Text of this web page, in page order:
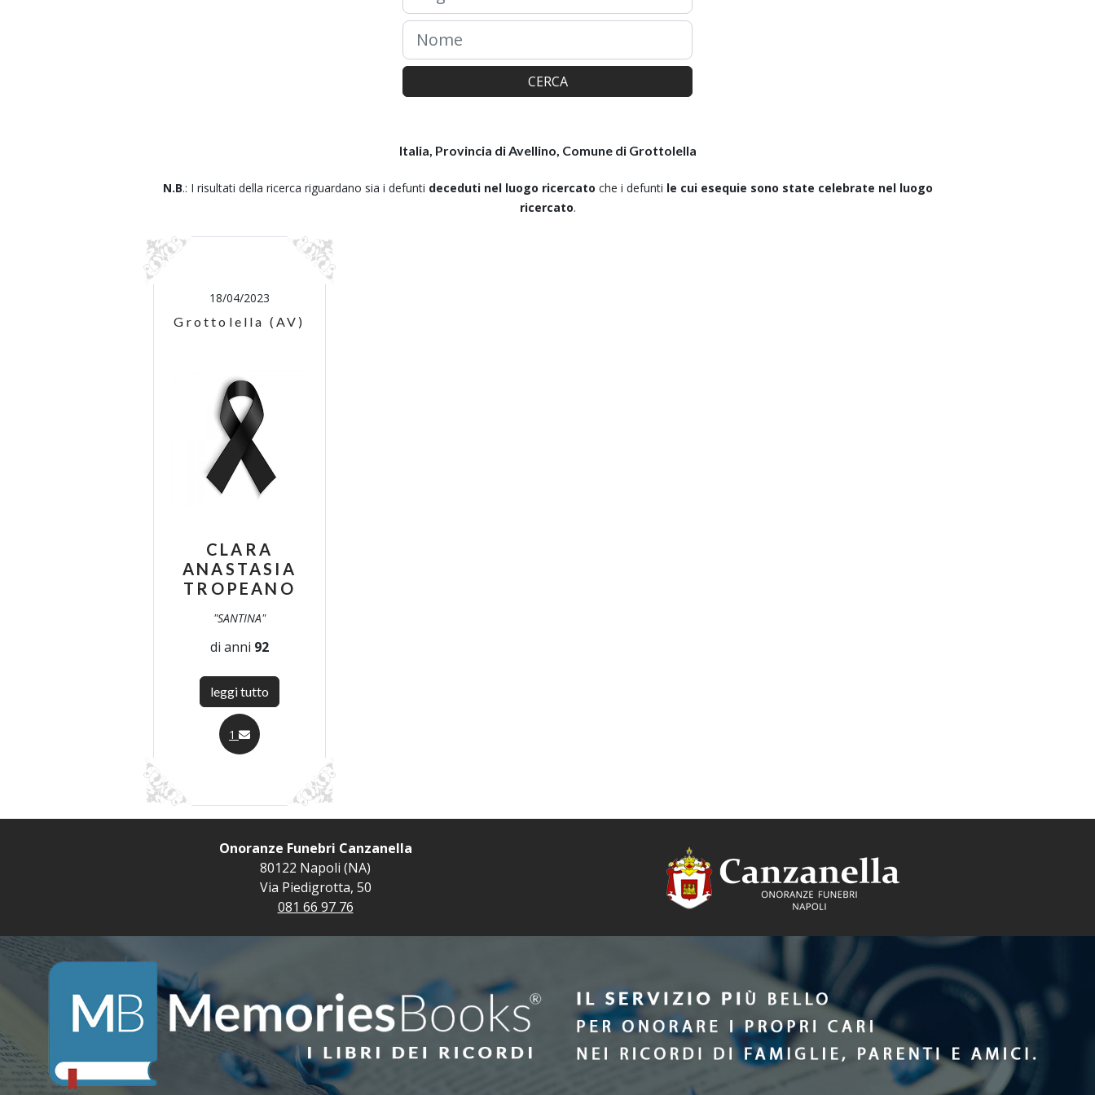
CERCA
Italia, Provincia di Avellino, Comune di Grottolella
N.B.: I risultati della ricerca riguardano sia i defunti deceduti nel luogo ricercato che i defunti le cui esequie sono state celebrate nel luogo
ricercato.
18/04/2023
Grottolella (AV)
CLARA
ANASTASIA
TROPEANO
"SANTINA"
di anni 92
leggi tutto
1
Onoranze Funebri Canzanella
80122 Napoli (NA)
Via Piedigrotta, 50
081 66 97 76